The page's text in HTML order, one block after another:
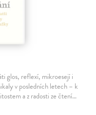
glos, reflexí, mikroesejí i
v posledních letech – k
a z radosti ze čtení…